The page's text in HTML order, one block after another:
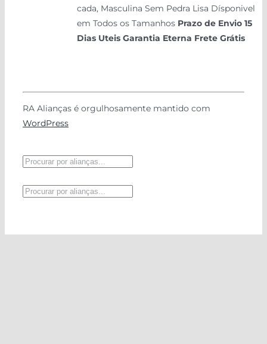
cada, Masculina Sem Pedra Lisa Dísponivel
em Todos os Tamanhos Prazo de Envio 15
Dias Uteis Garantia Eterna Frete Grátis
RA Alianças é orgulhosamente mantido com
WordPress
Pesquisar
Pesquisar